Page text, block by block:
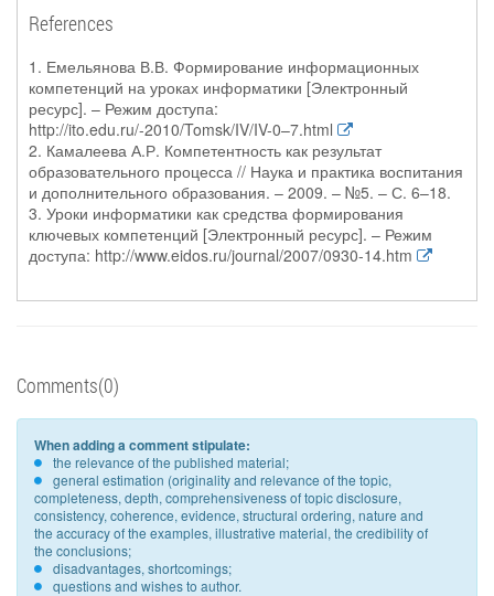
References
1. Емельянова В.В. Формирование информационных
компетенций на уроках информатики [Электронный
ресурс]. – Режим доступа:
http://ito.edu.ru/-2010/Tomsk/IV/IV-0–7.html
2. Камалеева А.Р. Компетентность как результат
образовательного процесса // Наука и практика воспитания
и дополнительного образования. – 2009. – №5. – С. 6–18.
3. Уроки информатики как средства формирования
ключевых компетенций [Электронный ресурс]. – Режим
доступа: http://www.eidos.ru/journal/2007/0930-14.htm
Comments(0)
When adding a comment stipulate:
the relevance of the published material;
general estimation (originality and relevance of the topic,
completeness, depth, comprehensiveness of topic disclosure,
consistency, coherence, evidence, structural ordering, nature and
the accuracy of the examples, illustrative material, the credibility of
the conclusions;
disadvantages, shortcomings;
questions and wishes to author.